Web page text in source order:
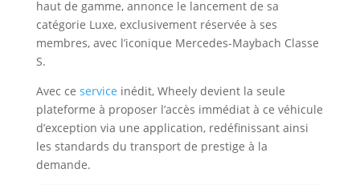
haut de gamme, annonce le lancement de sa
catégorie Luxe, exclusivement réservée à ses
membres, avec l’iconique Mercedes-Maybach Classe
S.
Avec ce service inédit, Wheely devient la seule
plateforme à proposer l’accès immédiat à ce véhicule
d’exception via une application, redéfinissant ainsi
les standards du transport de prestige à la
demande.